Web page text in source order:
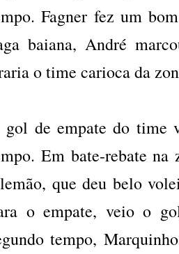
Fagner fez um
baiana, André
o time carioca da
gol de empate do time
Em bate-rebate na
que deu belo
o empate, veio o
tempo,